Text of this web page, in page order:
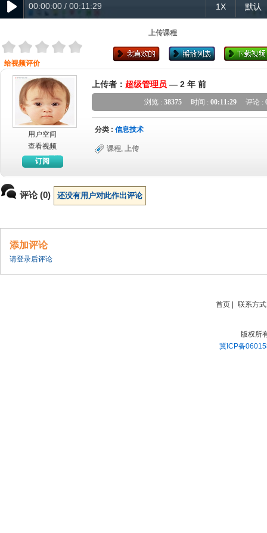
1X 默认
00:00:00 / 00:11:29
上传课程
给视频评价
用户空间
查看视频
订阅
上传者： 超级管理员 — 2 年 前
浏览 : 38375 时间 : 00:11:29 评论 :
分类 : 信息技术
课程, 上传
评论 (0) 还没有用户对此作出评论
添加评论
请登录后评论
首页 联系方式
版权所
冀ICP备